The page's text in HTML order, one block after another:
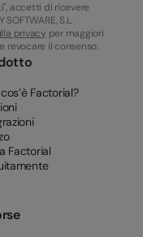
accetti di ricevere
S.L.
privacy per maggiori
revocare il consenso.
Factorial?
Factorial